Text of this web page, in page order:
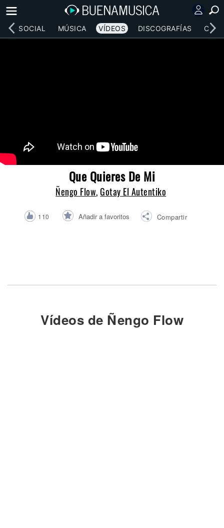
RED SOCIAL MÚSICA VÍDEOS DISCOGRAFÍAS
Que Quieres De Mi
Ñengo Flow,Gotay El Autentiko
110 Añadir a favoritos Compartir
Vídeos de Ñengo Flow